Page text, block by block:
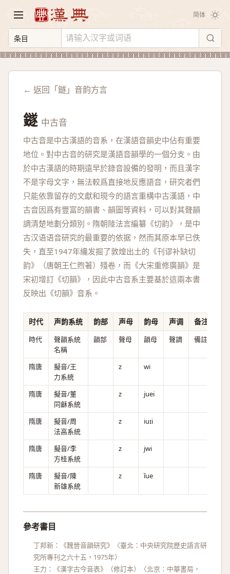
简体
← 返回「鐩」音韵方言
鐩 中古音
中古音是中古漢語的音系，在漢語音韻史中佔有重要
地位。對中古音的研究是漢語音韻學的一個分支。由
於中古漢語的時期遠早於錄音設備的發明，而且漢字
不是字母文字，無法較爲直接地反應語音，研究者們
只能依靠留存的文獻和現今的語言重構中古漢語，中
古音因爲有豐富的韻書、韻圖等資料，可以對其聲韻
調清楚地劃分類別。隋朝陸法言編纂《切韵》，是中
古汉语语音研究的最重要的依据，然而其原本早已佚
失，直至1947年纔发掘了敦煌出土的《刊谬补缺切
韵》（唐朝王仁煦著）殘卷，而《大宋重修廣韻》是
宋初增訂《切韻》，因此中古音系主要基於這兩本書
反映出《切韻》音系。
时代 声韵系统 韵部 声母 韵母 声调 备注
時代
聲韻系統
名稱
韻部 聲母 韻母 聲調 備註
隋唐
擬音/王
力系統
z wi
隋唐
擬音/董
同龢系統
z juei
隋唐
擬音/周
法高系統
z iuɪi
隋唐
擬音/李
方桂系統
z jwi
隋唐
擬音/陳
新雄系統
z ǐue
參考書目
丁邦新：《魏晉音韻研究》〈臺北：中央研究院歷史語言研
究所專刊之六十五，1975年〉
王力：《漢字古今音表》（修訂本）〈北京：中華書局，